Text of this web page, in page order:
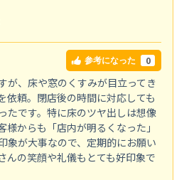
参考になった 0
が、床や窓のくすみが目立ってき
依頼。閉店後の時間に対応しても
たです。特に床のツヤ出しは想像
様からも「店内が明るくなった」
象が大事なので、定期的にお願い
んの笑顔や礼儀もとても好印象で